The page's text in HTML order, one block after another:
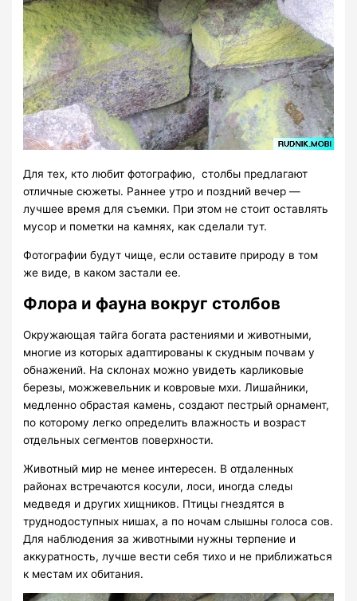
Для тех, кто любит фотографию, столбы предлагают
отличные сюжеты. Раннее утро и поздний вечер —
лучшее время для съемки. При этом не стоит оставлять
мусор и пометки на камнях, как сделали тут.
Фотографии будут чище, если оставите природу в том
же виде, в каком застали ее.
Флора и фауна вокруг столбов
Окружающая тайга богата растениями и животными,
многие из которых адаптированы к скудным почвам у
обнажений. На склонах можно увидеть карликовые
березы, можжевельник и ковровые мхи. Лишайники,
медленно обрастая камень, создают пестрый орнамент,
по которому легко определить влажность и возраст
отдельных сегментов поверхности.
Животный мир не менее интересен. В отдаленных
районах встречаются косули, лоси, иногда следы
медведя и других хищников. Птицы гнездятся в
труднодоступных нишах, а по ночам слышны голоса сов.
Для наблюдения за животными нужны терпение и
аккуратность, лучше вести себя тихо и не приближаться
к местам их обитания.